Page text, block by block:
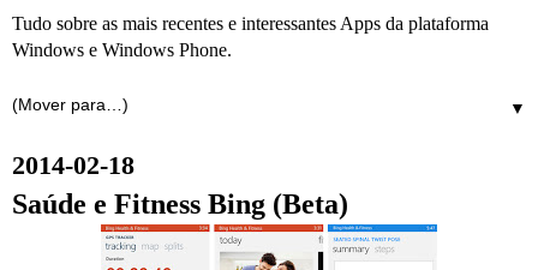
Tudo sobre as mais recentes e interessantes Apps da plataforma
Windows e Windows Phone.
▼
2014-02-18
Saúde e Fitness Bing (Beta)